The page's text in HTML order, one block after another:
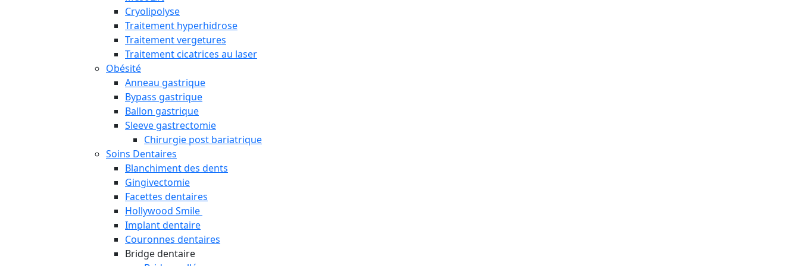
Cryolipolyse
Traitement hyperhidrose
Traitement vergetures
Traitement cicatrices au laser
Obésité
Anneau gastrique
Bypass gastrique
Ballon gastrique
Sleeve gastrectomie
Chirurgie post bariatrique
Soins Dentaires
Blanchiment des dents
Gingivectomie
Facettes dentaires
Hollywood Smile
Implant dentaire
Couronnes dentaires
Bridge dentaire